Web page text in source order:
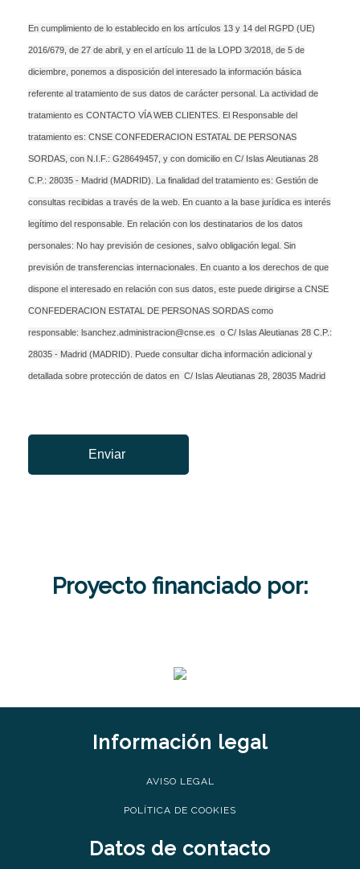
En cumplimiento de lo establecido en los artículos 13 y 14 del RGPD (UE)
2016/679, de 27 de abril, y en el artículo 11 de la LOPD 3/2018, de 5 de
diciembre, ponemos a disposición del interesado la información básica
referente al tratamiento de sus datos de carácter personal. La actividad de
tratamiento es CONTACTO VÍA WEB CLIENTES. El Responsable del
tratamiento es: CNSE CONFEDERACION ESTATAL DE PERSONAS
SORDAS, con N.I.F.: G28649457, y con domicilio en C/ Islas Aleutianas 28
C.P.: 28035 - Madrid (MADRID). La finalidad del tratamiento es: Gestión de
consultas recibidas a través de la web. En cuanto a la base jurídica es interés
legítimo del responsable. En relación con los destinatarios de los datos
personales: No hay previsión de cesiones, salvo obligación legal. Sin
previsión de transferencias internacionales. En cuanto a los derechos de que
dispone el interesado en relación con sus datos, este puede dirigirse a CNSE
CONFEDERACION ESTATAL DE PERSONAS SORDAS como
responsable: lsanchez.administracion@cnse.es o C/ Islas Aleutianas 28 C.P.:
28035 - Madrid (MADRID). Puede consultar dicha información adicional y
detallada sobre protección de datos en C/ Islas Aleutianas 28, 28035 Madrid
Proyecto financiado por:
Información legal
AVISO LEGAL
POLÍTICA DE COOKIES
Datos de contacto